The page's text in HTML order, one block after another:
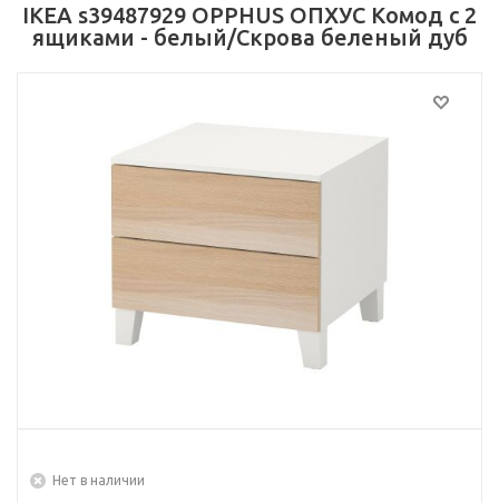
IKEA s39487929 OPPHUS ОПХУС Комод с 2
ящиками - белый/Скрова беленый дуб
Нет в наличии